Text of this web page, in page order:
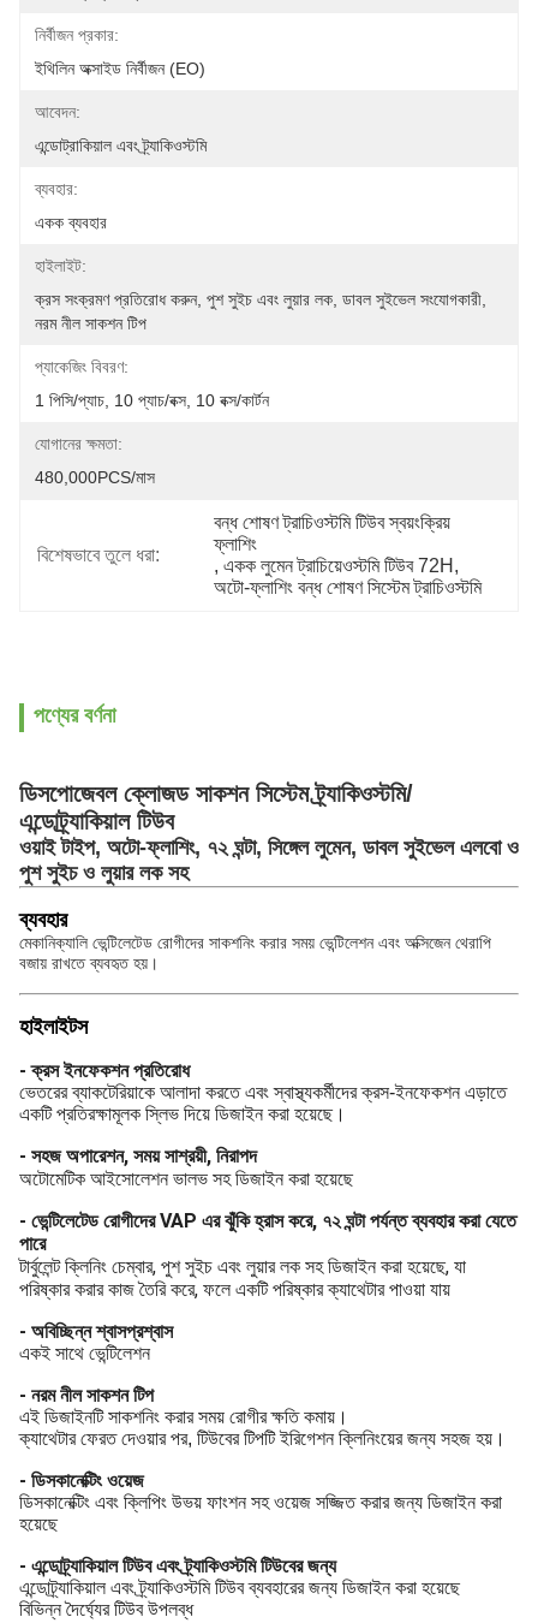
নির্বীজন প্রকার:
ইথিলিন অক্সাইড নির্বীজন (EO)
আবেদন:
এন্ডোট্রাকিয়াল এবং ট্র্যাকিওস্টমি
ব্যবহার:
একক ব্যবহার
হাইলাইট:
ক্রস সংক্রমণ প্রতিরোধ করুন, পুশ সুইচ এবং লুয়ার লক, ডাবল সুইভেল সংযোগকারী,
নরম নীল সাকশন টিপ
প্যাকেজিং বিবরণ:
1 পিসি/প্যাচ, 10 প্যাচ/বক্স, 10 বক্স/কার্টন
যোগানের ক্ষমতা:
480,000PCS/মাস
বিশেষভাবে তুলে ধরা:
বন্ধ শোষণ ট্রাচিওস্টমি টিউব স্বয়ংক্রিয়
ফ্লাশিং
, একক লুমেন ট্রাচিয়েওস্টমি টিউব 72H ,
অটো-ফ্লাশিং বন্ধ শোষণ সিস্টেম ট্রাচিওস্টমি
পণ্যের বর্ণনা
ডিসপোজেবল ক্লোজড সাকশন সিস্টেম ট্র্যাকিওস্টমি/
এন্ডোট্র্যাকিয়াল টিউব
ওয়াই টাইপ, অটো-ফ্লাশিং, ৭২ ঘন্টা, সিঙ্গেল লুমেন, ডাবল সুইভেল এলবো ও
পুশ সুইচ ও লুয়ার লক সহ
ব্যবহার
মেকানিক্যালি ভেন্টিলেটেড রোগীদের সাকশনিং করার সময় ভেন্টিলেশন এবং অক্সিজেন থেরাপি
বজায় রাখতে ব্যবহৃত হয়।
হাইলাইটস
- ক্রস ইনফেকশন প্রতিরোধ
ভেতরের ব্যাকটেরিয়াকে আলাদা করতে এবং স্বাস্থ্যকর্মীদের ক্রস-ইনফেকশন এড়াতে
একটি প্রতিরক্ষামূলক স্লিভ দিয়ে ডিজাইন করা হয়েছে।
- সহজ অপারেশন, সময় সাশ্রয়ী, নিরাপদ
অটোমেটিক আইসোলেশন ভালভ সহ ডিজাইন করা হয়েছে
- ভেন্টিলেটেড রোগীদের VAP এর ঝুঁকি হ্রাস করে, ৭২ ঘন্টা পর্যন্ত ব্যবহার করা যেতে
পারে
টার্বুলেন্ট ক্লিনিং চেম্বার, পুশ সুইচ এবং লুয়ার লক সহ ডিজাইন করা হয়েছে, যা
পরিষ্কার করার কাজ তৈরি করে, ফলে একটি পরিষ্কার ক্যাথেটার পাওয়া যায়
- অবিচ্ছিন্ন শ্বাসপ্রশ্বাস
একই সাথে ভেন্টিলেশন
- নরম নীল সাকশন টিপ
এই ডিজাইনটি সাকশনিং করার সময় রোগীর ক্ষতি কমায়।
ক্যাথেটার ফেরত দেওয়ার পর, টিউবের টিপটি ইরিগেশন ক্লিনিংয়ের জন্য সহজ হয়।
- ডিসকানেক্টিং ওয়েজ
ডিসকানেক্টিং এবং ক্লিপিং উভয় ফাংশন সহ ওয়েজ সজ্জিত করার জন্য ডিজাইন করা
হয়েছে
- এন্ডোট্র্যাকিয়াল টিউব এবং ট্র্যাকিওস্টমি টিউবের জন্য
এন্ডোট্র্যাকিয়াল এবং ট্র্যাকিওস্টমি টিউব ব্যবহারের জন্য ডিজাইন করা হয়েছে
বিভিন্ন দৈর্ঘ্যের টিউব উপলব্ধ